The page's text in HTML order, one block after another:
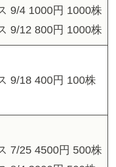
9/4 1000円 1000株
9/12 800円 1000株
9/18 400円 100株
7/25 4500円 500株